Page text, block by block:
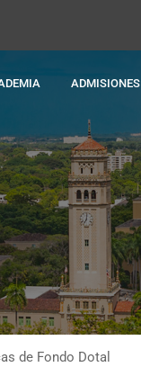
ADMISIONES
de Fondo Dotal